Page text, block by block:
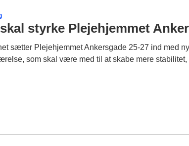
styrke Plejehjemmet
sætter Plejehjemmet Ankersgade 25-27 ind med
som skal være med til at skabe mere